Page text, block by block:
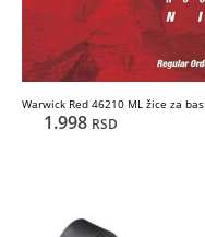
Warwick Red 46210 ML žice za bas
1.998 RSD